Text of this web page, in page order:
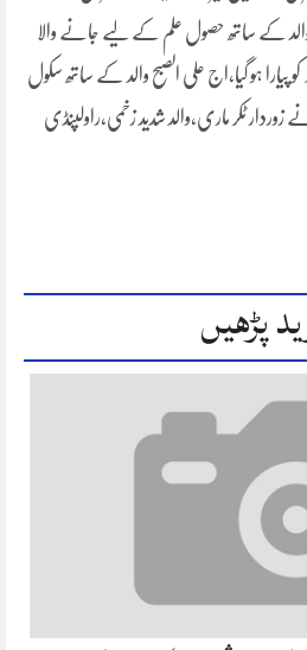
کے ساتھ حصول علم کے لیے جانے والا
پیارا ہو گیا،اج علی الصبح والد کے ساتھ سکول
زوردار ٹکر ماری،والد شدید زخمی،راولپنڈی
پڑھیں